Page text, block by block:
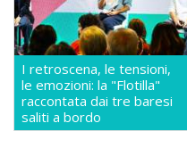
I retroscena, le tensioni,
le emozioni: la "Flotilla"
raccontata dai tre baresi
saliti a bordo